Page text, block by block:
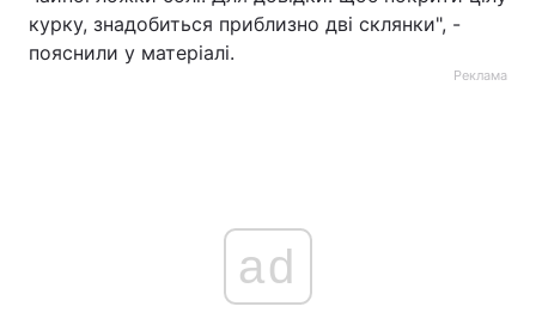
курку, знадобиться приблизно дві склянки", -
пояснили у матеріалі.
Реклама
ad